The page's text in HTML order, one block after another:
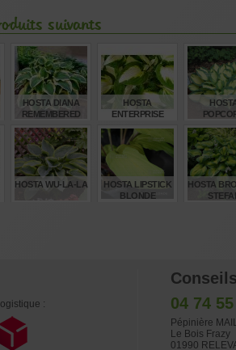
suivants
HOSTA DIANA
REMEMBERED
7,00€
HOSTA
ENTERPRISE
€ 12,00
HOSTA WU-LA-LA
HOSTA LIPSTICK
BLONDE
HOSTA
:
04 74
Pépinière
Le Bois Frazy
01990